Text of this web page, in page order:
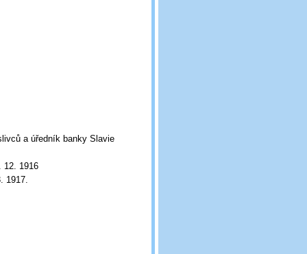
a úředník banky Slavie
12. 1916
1917.